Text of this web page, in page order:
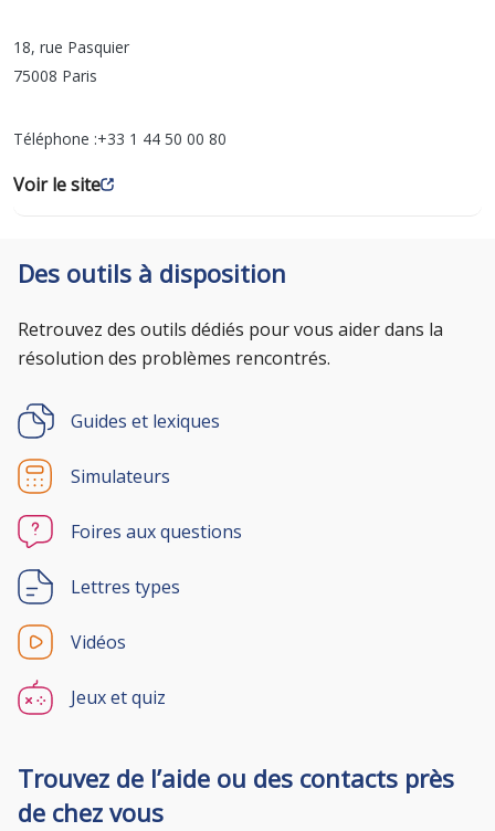
18, rue Pasquier
75008 Paris
Téléphone :+33 1 44 50 00 80
Voir le site
Des outils à disposition
Retrouvez des outils dédiés pour vous aider dans la
résolution des problèmes rencontrés.
Guides et lexiques
Simulateurs
Foires aux questions
Lettres types
Vidéos
Jeux et quiz
Trouvez de l’aide ou des contacts près
de chez vous